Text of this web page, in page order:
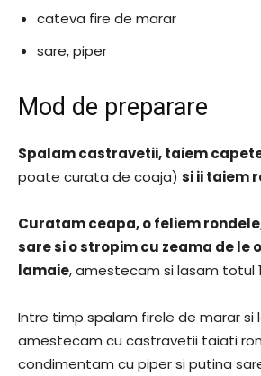
cateva fire de marar
sare, piper
Mod de preparare
Spalam castravetii, taiem
poate curata de coaja) si ii taiem
Curatam ceapa, o feliem
sare si o stropim cu zeama de le
lamaie, amestecam si lasam totul
Intre timp spalam firele de marar si
amestecam cu castravetii taiati
condimentam cu piper si putina